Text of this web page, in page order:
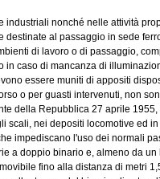
nonché nelle attività
al passaggio in sede
di lavoro o di passaggio,
caso di mancanza di
essere muniti di appositi
o per guasti intervenuti, non
Repubblica 27 aprile 1955,
nei depositi locomotive ed
l'uso dei normali
doppio binario e, almeno da un
fino alla distanza di metri